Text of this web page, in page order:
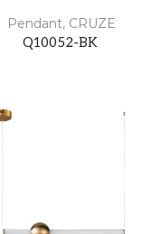
Pendant, CRUZE
Q10052-BK